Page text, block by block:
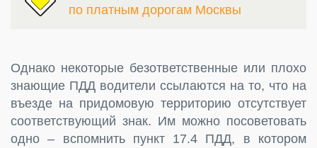
по платным дорогам Москвы
Однако некоторые безответственные или плохо
знающие ПДД водители ссылаются на то, что на
въезде на придомовую территорию отсутствует
соответствующий знак. Им можно посоветовать
одно – вспомнить пункт 17.4 ПДД, в котором